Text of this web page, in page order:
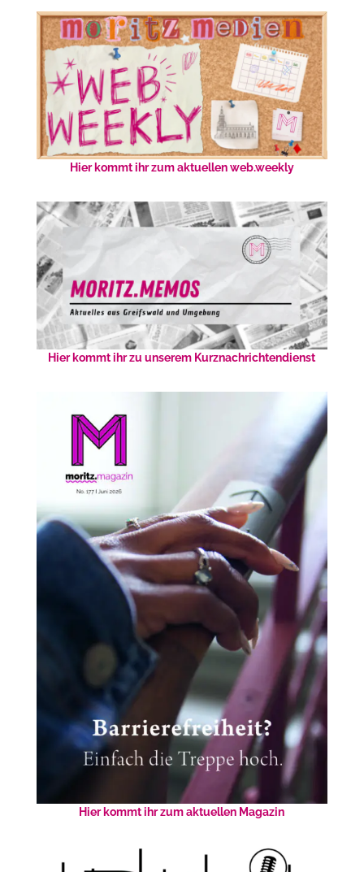
Hier kommt ihr zum aktuellen web.weekly
Hier kommt ihr zu unserem Kurznachrichtendienst
Hier kommt ihr zum aktuellen Magazin